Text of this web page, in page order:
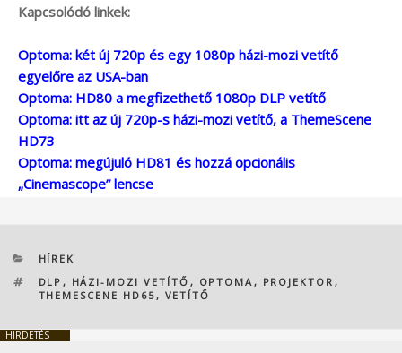
Kapcsolódó linkek:
Optoma: két új 720p és egy 1080p házi-mozi vetítő
egyelőre az USA-ban
Optoma: HD80 a megfizethető 1080p DLP vetítő
Optoma: itt az új 720p-s házi-mozi vetítő, a ThemeScene
HD73
Optoma: megújuló HD81 és hozzá opcionális
„Cinemascope” lencse
KATEGÓRIÁK
HÍREK
CÍMKÉK
DLP , HÁZI-MOZI VETÍTŐ , OPTOMA , PROJEKTOR ,
THEMESCENE HD65 , VETÍTŐ
HIRDETÉS